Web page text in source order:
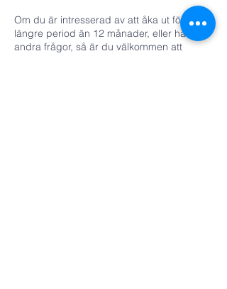
Om du är intresserad av att åka ut för en
längre period än 12 månader, eller har
andra frågor, så är du välkommen att